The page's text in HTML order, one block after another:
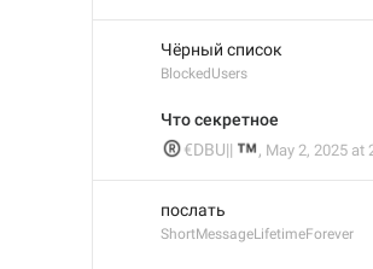
Чёрный список
BlockedUsers
Что секретное
®€DBU||
™
, May 2, 2025 at
послать
ShortMessageLifetimeForever